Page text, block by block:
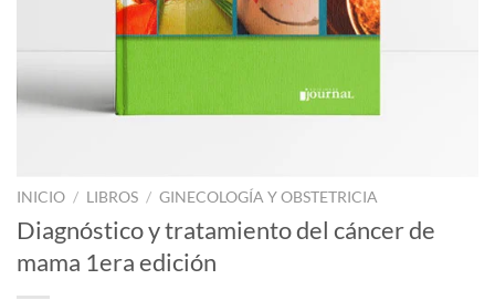
INICIO / LIBROS / GINECOLOGÍA Y OBSTETRICIA
Diagnóstico y tratamiento del cáncer de
mama 1era edición